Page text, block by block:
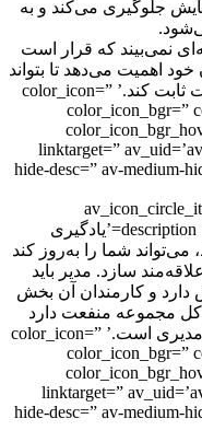
می‌کند و به
که قرار است
می‌دهد تا بتواند
اهمیت حضورش برای دیگران را به خودت ثابت کند.’ color_icon=”
linktarget=”
hide-desc=” av-
title=’آموزش، ارتقا و پیشرفت کارکنان’ description=’یادگیری
شما را به‌روز کند
سازد. مدیر باید
و کارمندان آن بخش
منفعت دارد
بلکه یک بخش از مسئولیت اجتماعی هر مدیری است.’ color_icon=”
linktarget=”
hide-desc=” av-